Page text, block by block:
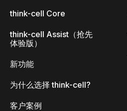
think-cell Core
think-cell Assist（抢先
体验版）
新功能
为什么选择 think-cell?
客户案例